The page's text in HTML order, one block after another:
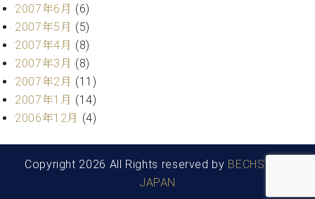
2007年6月 (6)
2007年5月 (5)
2007年4月 (8)
2007年3月 (8)
2007年2月 (11)
2007年1月 (14)
2006年12月 (4)
Copyright 2026 All Rights reserved by BECHSTEIN
JAPAN